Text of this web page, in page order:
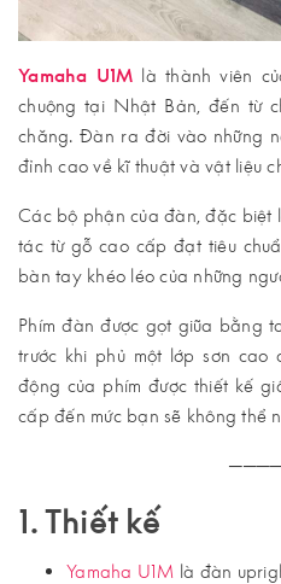
Yamaha U1M là thành viên
chuộng tại Nhật Bản, đến từ
chăng. Đàn ra đời vào những
đỉnh cao về kĩ thuật và vật liệu
Các bộ phận của đàn, đặc biệt
tác từ gỗ cao cấp đạt tiêu
bàn tay khéo léo của những
Phím đàn được gọt giũa bằng
trước khi phủ một lớp sơn cao
động của phím được thiết kế
cấp đến mức bạn sẽ không thể
1. Thiết kế
Yamaha U1M là đàn